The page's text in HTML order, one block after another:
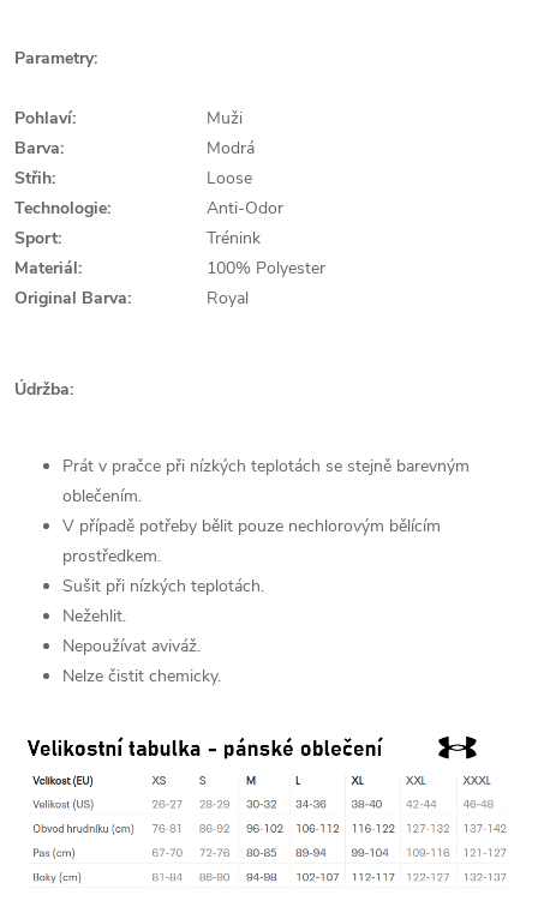
Parametry:
Pohlaví:
Muži
Barva:
Modrá
Střih:
Loose
Technologie:
Anti-Odor
Sport:
Trénink
Materiál:
100% Polyester
Original Barva:
Royal
Údržba:
Prát v pračce při nízkých teplotách se stejně barevným
oblečením.
V případě potřeby bělit pouze nechlorovým bělícím
prostředkem.
Sušit při nízkých teplotách.
Nežehlit.
Nepoužívat aviváž.
Nelze čistit chemicky.